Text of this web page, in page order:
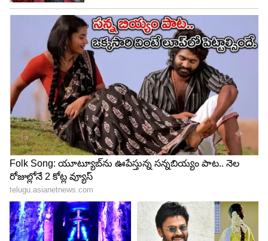
LATEST VIDEOS
ABOUT THE AUTHOR
SP Surya Prakash